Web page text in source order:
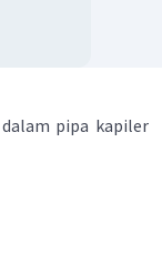
pipa kapiler